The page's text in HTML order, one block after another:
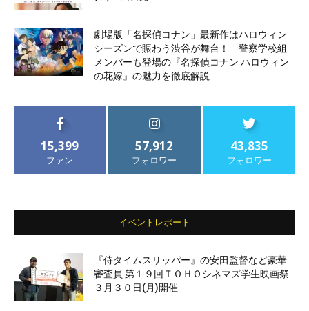
劇場版「名探偵コナン」最新作はハロウィン
シーズンで賑わう渋谷が舞台！ 警察学校組
メンバーも登場の『名探偵コナン ハロウィン
の花嫁』の魅力を徹底解説
15,399
ファン
57,912
フォロワー
43,835
フォロワー
イベントレポート
『侍タイムスリッパー』の安田監督など豪華
審査員 第１９回ＴＯＨＯシネマズ学生映画祭
３月３０日(月)開催